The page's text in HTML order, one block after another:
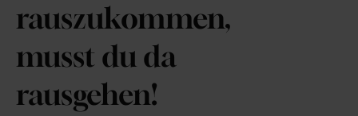
rauszukommen,
musst du da
rausgehen!